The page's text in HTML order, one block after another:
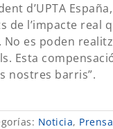
d’UPTA
de l’impacte real
es poden
Esta
nostres barris”.
Noticia, Prensa